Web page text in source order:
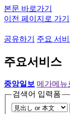
본문 바로가기
이전 페이지로 가기
공유하기 주요 서
주요서비스
중앙일보 메가메뉴
검색어 입력폼